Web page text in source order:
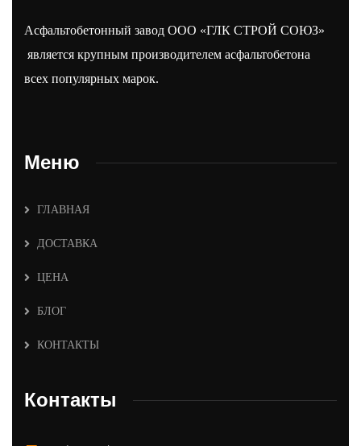
Асфальтобетонный завод ООО «ГЛК СТРОЙ СОЮЗ»
является крупным производителем асфальтобетона
всех популярных марок.
Меню
ГЛАВНАЯ
ДОСТАВКА
ЦЕНА
БЛОГ
КОНТАКТЫ
Контакты